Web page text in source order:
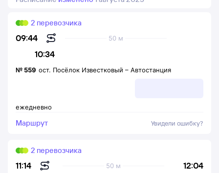
09:44
10:34
50 м
2 перевозчика
ежедневно
№ 559 ост. Посёлок Известковый – Автостанция
Маршрут Увидели ошибку?
11:14 12:04
50 м
2 перевозчика